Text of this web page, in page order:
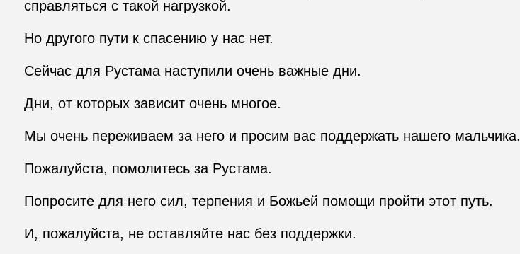
справляться с такой нагрузкой.
Но другого пути к спасению у нас нет.
Сейчас для Рустама наступили очень важные дни.
Дни, от которых зависит очень многое.
Мы очень переживаем за него и просим вас поддержать нашего мальчика.
Пожалуйста, помолитесь за Рустама.
Попросите для него сил, терпения и Божьей помощи пройти этот путь.
И, пожалуйста, не оставляйте нас без поддержки.